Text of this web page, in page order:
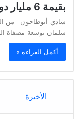
بقيمة 6 مليار دولار
شادي أبوطاحون من
سلمان توسعة مصفاة
أكمل القراءة »
الأخيرة